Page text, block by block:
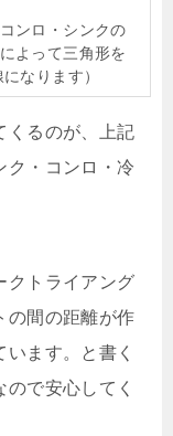
ンロ・シンクの
よって三角形を
なります）
くるのが、上記
ク・コンロ・冷
クトライアング
の間の距離が作
ます。と書く
で安心してく